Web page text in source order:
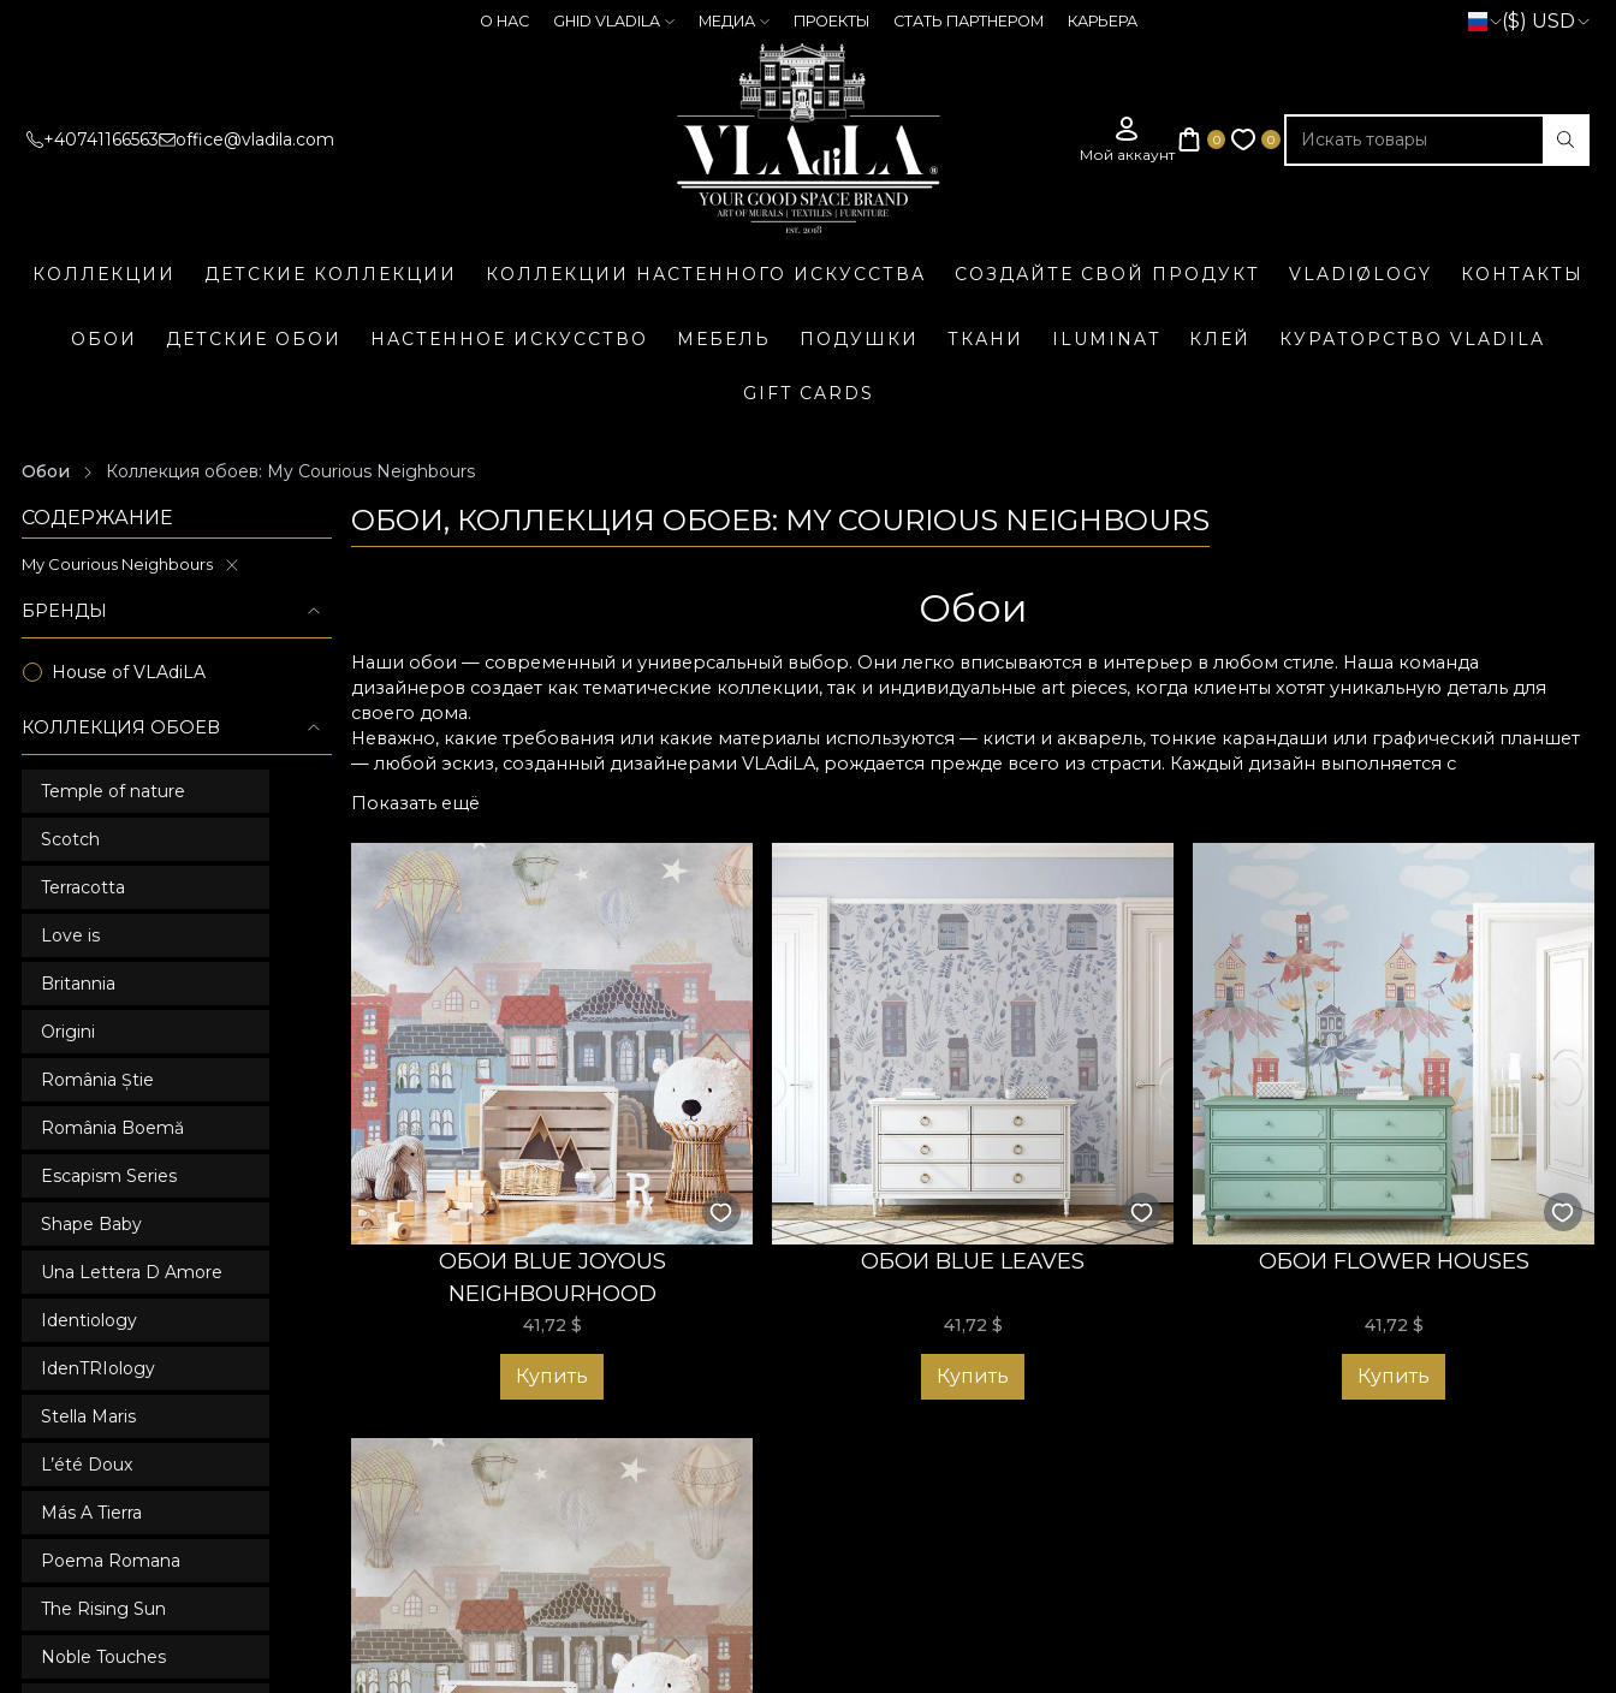
О НАС GHID VLADILA МЕДИА ПРОЕКТЫ СТАТЬ ПАРТНЕРОМ КАРЬЕРА ($) USD
+40741166563 office@vladila.com
КОЛЛЕКЦИИ ДЕТСКИЕ КОЛЛЕКЦИИ КОЛЛЕКЦИИ НАСТЕННОГО ИСКУССТВА СОЗДАЙТЕ СВОЙ ПРОДУКТ VLADIØLOGY КОНТАКТЫ
ОБОИ ДЕТСКИЕ ОБОИ НАСТЕННОЕ ИСКУССТВО МЕБЕЛЬ ПОДУШКИ ТКАНИ ILUMINAT КЛЕЙ КУРАТОРСТВО VLADILA
GIFT CARDS
Обои Коллекция обоев: My Courious Neighbours
СОДЕРЖАНИЕ
My Courious Neighbours
БРЕНДЫ
House of VLAdiLA
КОЛЛЕКЦИЯ ОБОЕВ
Temple of nature
Scotch
Terracotta
Love is
Britannia
Origini
România Știe
România Boemă
Escapism Series
Shape Baby
Una Lettera D Amore
Identiology
IdenTRIology
Stella Maris
L’été Doux
Más A Tierra
Poema Romana
The Rising Sun
Noble Touches
ОБОИ, КОЛЛЕКЦИЯ ОБОЕВ: MY COURIOUS NEIGHBOURS
Обои
Наши обои — современный и универсальный выбор. Они легко вписываются в интерьер в любом стиле. Наша команда
дизайнеров создает как тематические коллекции, так и индивидуальные art pieces, когда клиенты хотят уникальную деталь для
своего дома.
Неважно, какие требования или какие материалы используются — кисти и акварель, тонкие карандаши или графический планшет
— любой эскиз, созданный дизайнерами VLAdiLA, рождается прежде всего из страсти. Каждый дизайн выполняется с
доверяют нам оформить дом своей мечты.
Показать ещё
ОБОИ BLUE JOYOUS
NEIGHBOURHOOD
41,72 $
Купить
ОБОИ BLUE LEAVES
41,72 $
Купить
ОБОИ FLOWER HOUSES
41,72 $
Купить